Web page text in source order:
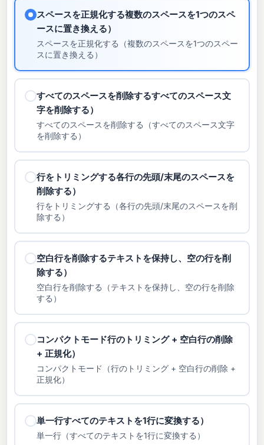
スペースを正規化する複数のスペースを1つのスペ
ースに置き換える）
スペースを正規化する（複数のスペースを1つのスペー
スに置き換える）
すべてのスペースを削除するすべてのスペース文
字を削除する）
すべてのスペースを削除する（すべてのスペース文字
を削除する）
行をトリミングする各行の先頭/末尾のスペースを
削除する）
行をトリミングする（各行の先頭/末尾のスペースを削
除する）
空白行を削除するテキストを保持し、空の行を削
除する）
空白行を削除する（テキストを保持し、空の行を削除
する）
コンパクトモード行のトリミング + 空白行の削除
+ 正規化）
コンパクトモード（行のトリミング + 空白行の削除 +
正規化）
単一行すべてのテキストを1行に変換する）
単一行（すべてのテキストを1行に変換する）